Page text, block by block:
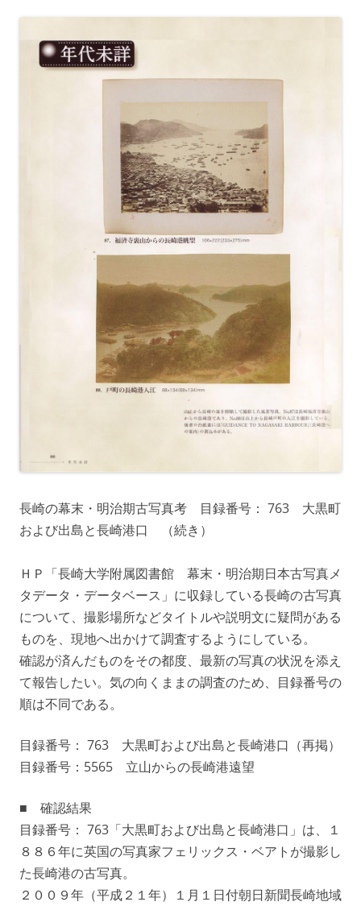
長崎の幕末・明治期古写真考 目録番号： 763 大黒町
および出島と長崎港口 （続き）
ＨＰ「長崎大学附属図書館 幕末・明治期日本古写真メ
タデータ・データベース」に収録している長崎の古写真
について、撮影場所などタイトルや説明文に疑問がある
ものを、現地へ出かけて調査するようにしている。
確認が済んだものをその都度、最新の写真の状況を添え
て報告したい。気の向くままの調査のため、目録番号の
順は不同である。
目録番号： 763 大黒町および出島と長崎港口（再掲）
目録番号：5565 立山からの長崎港遠望
■ 確認結果
目録番号： 763「大黒町および出島と長崎港口」は、１
８８６年に英国の写真家フェリックス・ベアトが撮影し
た長崎港の古写真。
２００９年（平成２１年）１月１日付朝日新聞長崎地域